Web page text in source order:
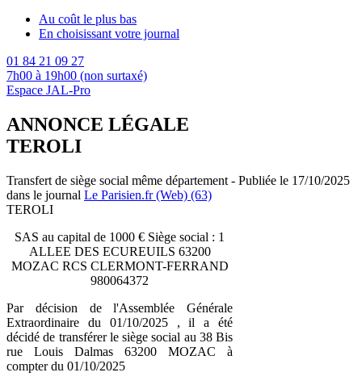
Au coût le plus bas
En choisissant votre journal
01 84 21 09 27
7h00 à 19h00 (non surtaxé)
Espace JAL-Pro
ANNONCE LÉGALE
TEROLI
Transfert de siège social même département - Publiée le 17/10/2025
dans le journal Le Parisien.fr (Web) (63)
TEROLI
SAS au capital de 1000 € Siège social : 1
ALLEE DES ECUREUILS 63200
MOZAC RCS CLERMONT-FERRAND
980064372
Par décision de l'Assemblée Générale
Extraordinaire du 01/10/2025 , il a été
décidé de transférer le siège social au 38 Bis
rue Louis Dalmas 63200 MOZAC à
compter du 01/10/2025